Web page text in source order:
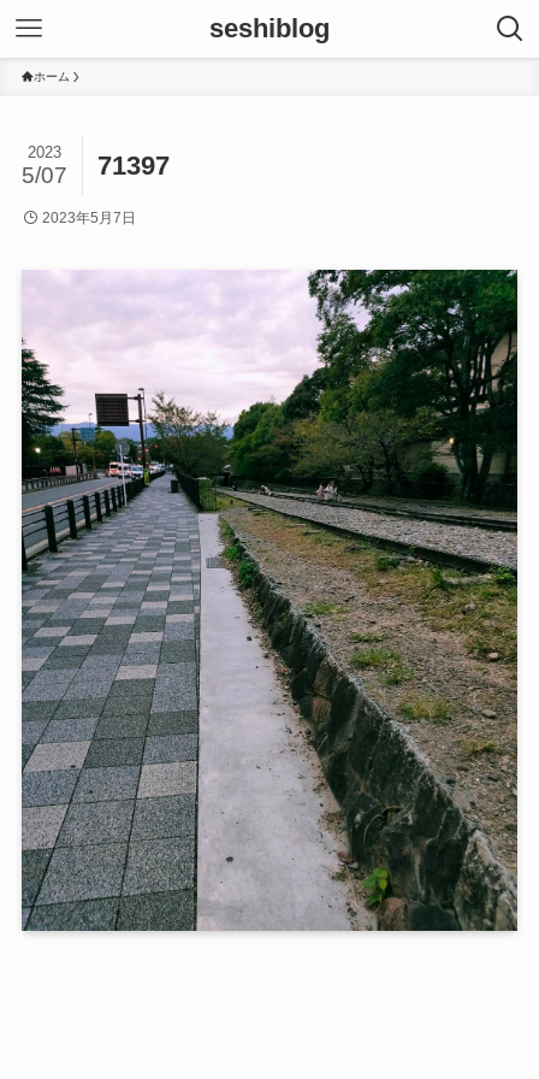
seshiblog
ホーム
71397
2023
5/07
2023年5月7日